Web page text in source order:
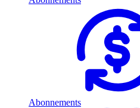
Abonnements